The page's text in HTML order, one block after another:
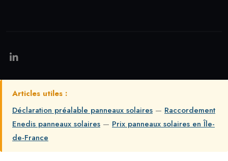
Articles utiles :
Déclaration préalable panneaux solaires — Raccordement
Enedis panneaux solaires — Prix panneaux solaires en Île-
de-France